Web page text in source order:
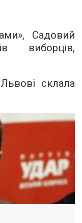
Садовий
виборців,
склала